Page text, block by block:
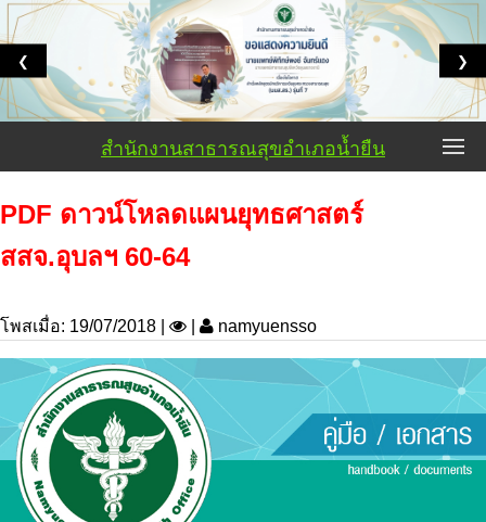
❮ ❯
สำนักงานสาธารณสุขอำเภอน้ำยืน
PDF ดาวน์โหลดแผนยุทธศาสตร์
สสจ.อุบลฯ 60-64
โพสเมื่อ: 19/07/2018 | namyuensso